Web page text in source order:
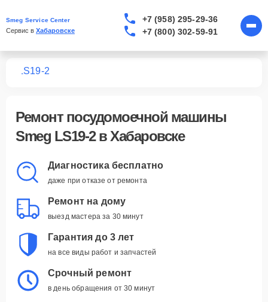
Smeg Service Center
Сервис в Хабаровске
+7 (958) 295-29-36
+7 (800) 302-59-91
LS19-2
Ремонт посудомоечной машины
Smeg LS19-2в Хабаровске
Диагностика бесплатно
даже при отказе от ремонта
Ремонт на дому
выезд мастера за 30 минут
Гарантия до 3 лет
на все виды работ и запчастей
Срочный ремонт
в день обращения от 30 минут